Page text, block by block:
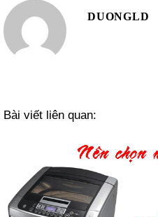
DUONGLD
Bài viết liên quan: